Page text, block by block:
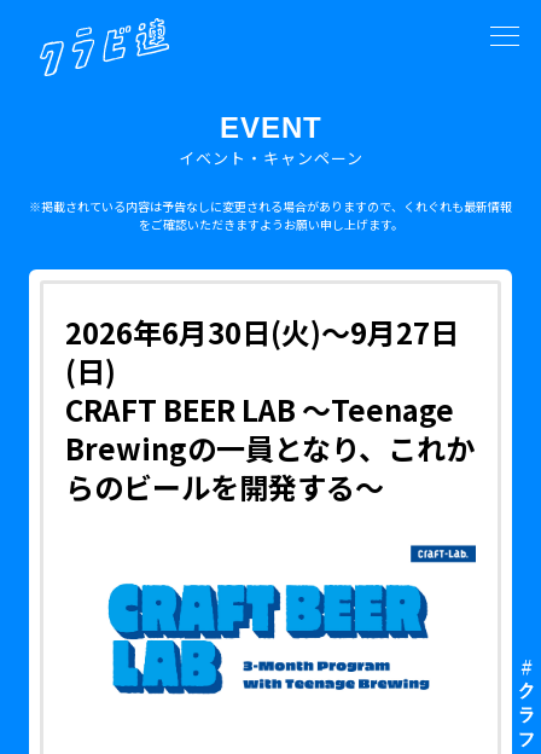
EVENT
イベント・キャンペーン
※掲載されている内容は予告なしに変更される場合がありますので、くれぐれも最新情報
をご確認いただきますようお願い申し上げます。
2026年6月30日(火)〜9月27日
(日)
CRAFT BEER LAB 〜Teenage
Brewingの一員となり、これか
らのビールを開発する〜